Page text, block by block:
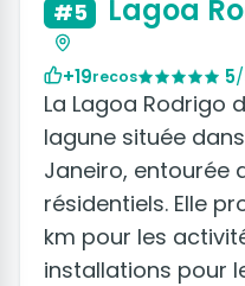
#5 Lagoa
+19recos 5
La Lagoa Rodrigo
lagune située
Janeiro, entourée
résidentiels. Elle
km pour les
installations pour